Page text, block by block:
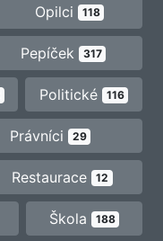
Opilci 118
Pepíček 317
Politické 116
Právníci 29
Restaurace 12
Škola 188